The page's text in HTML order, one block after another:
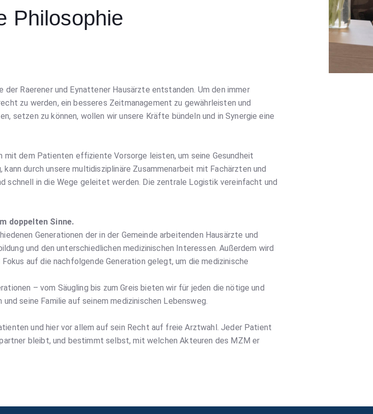
Philosophie
Raerener und Eynattener Hausärzte entstanden. Um den immer
zu werden, ein besseres Zeitmanagement zu gewährleisten und
setzen zu können, wollen wir unsere Kräfte bündeln und in Synergie eine
mit dem Patienten effiziente Vorsorge leisten, um seine Gesundheit
durch unsere multidisziplinäre Zusammenarbeit mit Fachärzten und
schnell in die Wege geleitet werden. Die zentrale Logistik vereinfacht und
doppelten Sinne.
Generationen der in der Gemeinde arbeitenden Hausärzte und
und den unterschiedlichen medizinischen Interessen. Außerdem wird
auf die nachfolgende Generation gelegt, um die medizinische
– vom Säugling bis zum Greis bieten wir für jeden die nötige und
seine Familie auf seinem medizinischen Lebensweg.
und hier vor allem auf sein Recht auf freie Arztwahl. Jeder Patient
bleibt, und bestimmt selbst, mit welchen Akteuren des MZM er